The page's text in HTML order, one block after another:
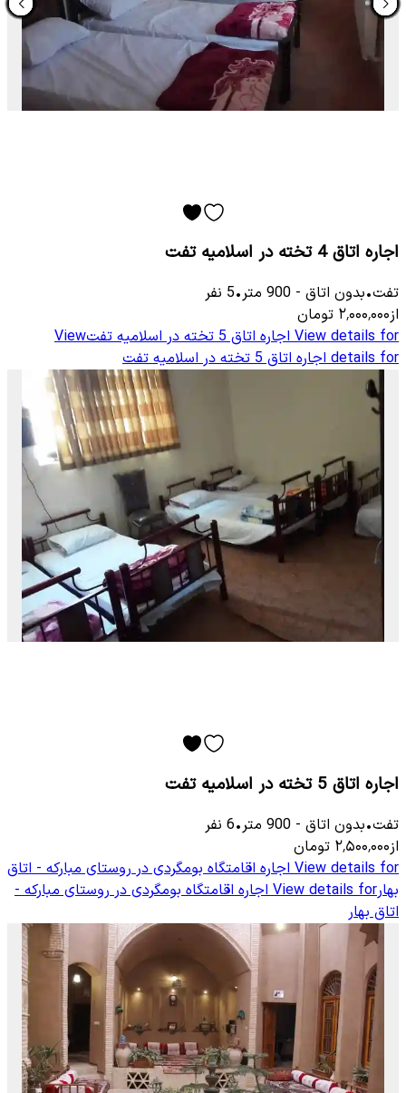
اجاره اتاق 4 تخته در اسلامیه تفت
تفت•بدون اتاق -
900 متر•
5 نفر
از۲٬۰۰۰٬۰۰۰ تومان
View details for اجاره اتاق 5 تخته در اسلامیه تفت
View
details for اجاره اتاق 5 تخته در اسلامیه تفت
اجاره اتاق 5 تخته در اسلامیه تفت
تفت•بدون اتاق -
900 متر•
6 نفر
از۲٬۵۰۰٬۰۰۰ تومان
View details for اجاره اقامتگاه بومگردی در روستای مبارکه - اتاق
بهارView details for اجاره اقامتگاه بومگردی در روستای مبارکه -
اتاق بهار